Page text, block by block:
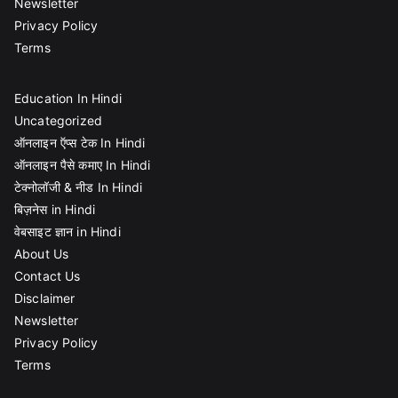
Newsletter
Privacy Policy
Terms
Education In Hindi
Uncategorized
ऑनलाइन ऍप्स टेक In Hindi
ऑनलाइन पैसे कमाए In Hindi
टेक्नोलॉजी & नीड In Hindi
बिज़नेस in Hindi
वेबसाइट ज्ञान in Hindi
About Us
Contact Us
Disclaimer
Newsletter
Privacy Policy
Terms